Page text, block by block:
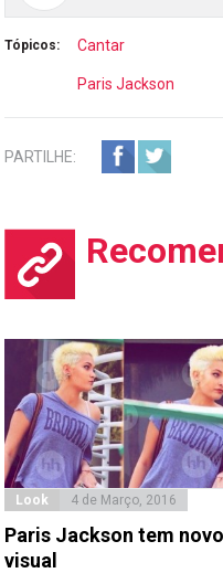
Tópicos: Cantar
Paris Jackson
PARTILHE:
Look 4 de Março, 2016
Paris Jackson tem novo
visual